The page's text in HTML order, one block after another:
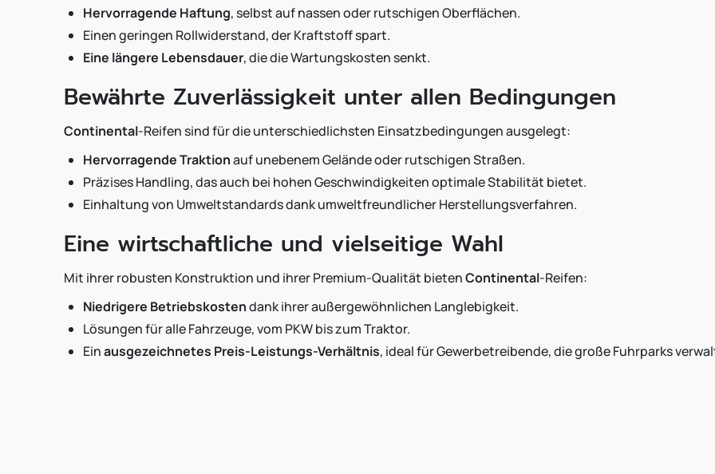
Hervorragende Haftung, selbst auf nassen oder rutschigen Oberflächen.
Einen geringen Rollwiderstand, der Kraftstoff spart.
Eine längere Lebensdauer, die die Wartungskosten senkt.
Bewährte Zuverlässigkeit unter allen Bedingungen
Continental-Reifen sind für die unterschiedlichsten Einsatzbedingungen ausgelegt:
Hervorragende Traktionauf unebenem Gelände oder rutschigen Straßen.
Präzises Handling, das auch bei hohen Geschwindigkeiten optimale Stabilität bietet.
Einhaltung von Umweltstandards dank umweltfreundlicher Herstellungsverfahren.
Eine wirtschaftliche und vielseitige Wahl
Mit ihrer robusten Konstruktion und ihrer Premium-Qualität bietenContinental-Reifen:
Niedrigere Betriebskostendank ihrer außergewöhnlichen Langlebigkeit.
Lösungen für alle Fahrzeuge, vom PKW bis zum Traktor.
Einausgezeichnetes Preis-Leistungs-Verhältnis, ideal für Gewerbetreibende, die große Fuhrparks